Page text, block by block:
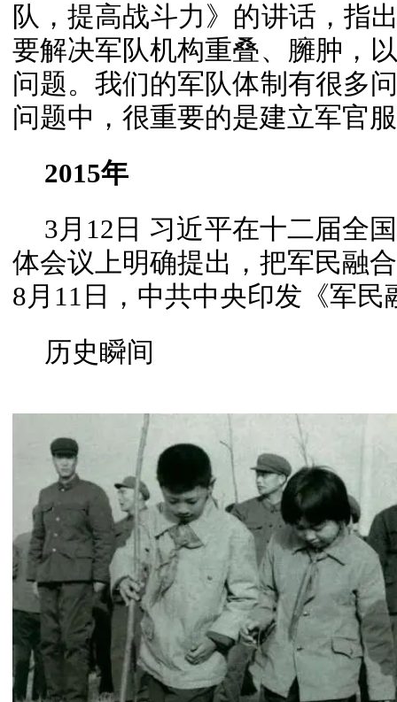
队，提高战斗力》的讲话，指
要解决军队机构重叠、臃肿，
问题。我们的军队体制有很多
问题中，很重要的是建立军官
2015年
3月12日 习近平在十二届全
体会议上明确提出，把军民融
8月11日，中共中央印发《军
历史瞬间